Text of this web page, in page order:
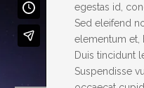
egestas id,
Sed eleifend
elementum et,
Duis tincidunt
Suspendisse